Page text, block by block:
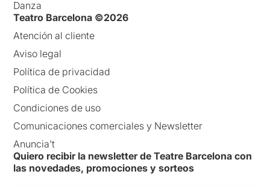
Danza
Teatro Barcelona ©2026
Atención al cliente
Aviso legal
Política de privacidad
Política de Cookies
Condiciones de uso
Comunicaciones comerciales y Newsletter
Anuncia’t
Quiero recibir la newsletter de Teatre Barcelona con
las novedades, promociones y sorteos